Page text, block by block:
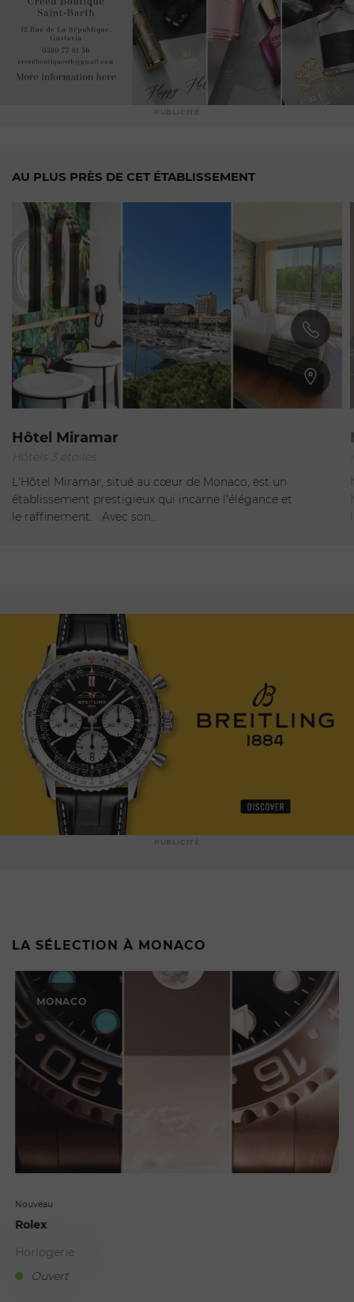
AU PLUS PRÈS DE CET ÉTABLISSEMENT
Monte-Carlo
Ouvert
Hôtel Miramar
Hôtels 3 étoiles
L'Hôtel Miramar, situé au cœur de Monaco, est un
établissement prestigieux qui incarne l'élégance et
le raffinement. Avec son…
LA SÉLECTION À MONACO
MONACO
Nouveau
Rolex
Horlogerie
Ouvert